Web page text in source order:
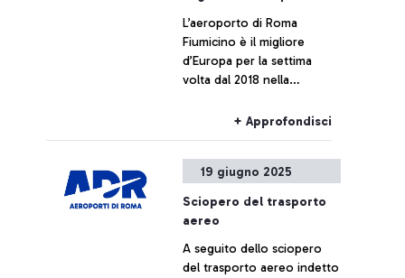
L’aeroporto di Roma
Fiumicino è il migliore
d’Europa per la settima
volta dal 2018 nella
40 milioni di passeggeri. Lo
ha decretato ieri sera ad
Atene l’associazione
internazionale di categoria
ACI (Airport Council
International) Europe nel
Assemblea generale, in cui,
ogni anno, vengono
+ Approfondisci
19 giugno 2025
Sciopero del trasporto
aereo
A seguito dello sciopero
del trasporto aereo indetto